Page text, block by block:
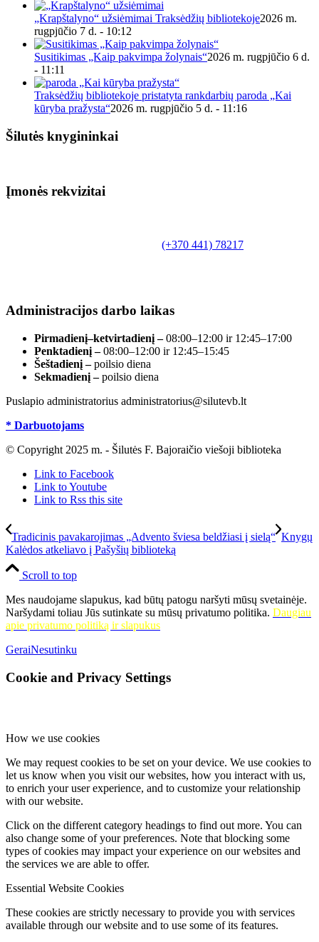
„Krapštalyno“ užsiėmimai Traksėdžių bibliotekoje2026 m.
rugpjūčio 7 d. - 10:12
Susitikimas „Kaip pakvimpa žolynais“2026 m. rugpjūčio 6 d.
- 11:11
Traksėdžių bibliotekoje pristatyta rankdarbių paroda „Kai
kūryba pražysta“2026 m. rugpjūčio 5 d. - 11:16
Šilutės knygininkai
Įmonės rekvizitai
(+370 441) 78217
Administracijos darbo laikas
Pirmadienį–ketvirtadienį –08:00–12:00 ir 12:45–17:00
Penktadienį –08:00–12:00 ir 12:45–15:45
Šeštadienį –poilsio diena
Sekmadienį –poilsio diena
Puslapio administratorius administratorius@silutevb.lt
* Darbuotojams
© Copyright 2025 m. - Šilutės F. Bajoraičio viešoji biblioteka
Link to Facebook
Link to Youtube
Link to Rss this site
Tradicinis pavakarojimas „Advento šviesa beldžiasi į sielą“ Knygų
Kalėdos atkeliavo į Pašyšių biblioteką
Scroll to top
Mes naudojame slapukus, kad būtų patogu naršyti mūsų svetainėje.
Naršydami toliau Jūs sutinkate su mūsų privatumo politika. Daugiau
apie privatumo politiką ir slapukus
GeraiNesutinku
Cookie and Privacy Settings
How we use cookies
We may request cookies to be set on your device. We use cookies to
let us know when you visit our websites, how you interact with us,
to enrich your user experience, and to customize your relationship
with our website.
Click on the different category headings to find out more. You can
also change some of your preferences. Note that blocking some
types of cookies may impact your experience on our websites and
the services we are able to offer.
Essential Website Cookies
These cookies are strictly necessary to provide you with services
available through our website and to use some of its features.